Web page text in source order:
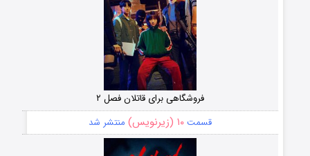
فروشگاهی برای قاتلان فصل ۲
قسمت۱۰ (زیرنویس) منتشر شد